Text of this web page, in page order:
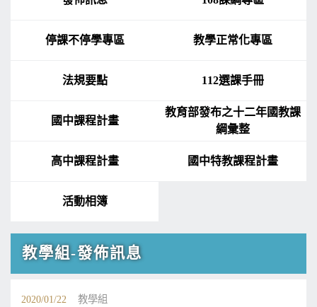
停課不停學專區 教學正常化專區
法規要點 112選課手冊
國中課程計畫
教育部發布之十二年國教課
綱彙整
高中課程計畫 國中特教課程計畫
活動相簿
教學組-發佈訊息
2020/01/22 教學組